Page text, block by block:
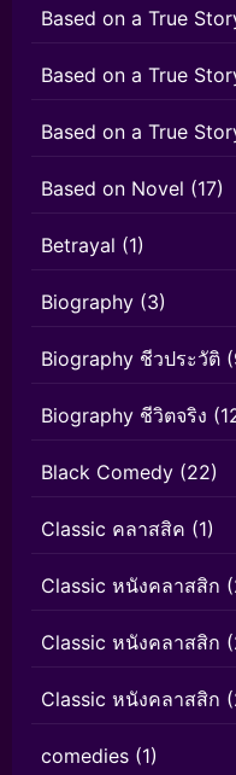
Based on a True
Based on a True
Based on a True
Based on Novel (17)
Betrayal (1)
Biography (3)
Biography ชีวประวัติ
Biography ชีวิตจริง
Black Comedy (22)
Classic คลาสสิค (1)
Classic หนังคลาสสิก
Classic หนังคลาสสิก
Classic หนังคลาสสิก
comedies (1)